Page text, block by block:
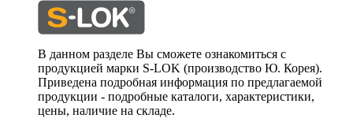
В данном разделе Вы сможете ознакомиться с
продукцией марки S-LOK (производство Ю. Корея).
Приведена подробная информация по предлагаемой
продукции - подробные каталоги, характеристики,
цены, наличие на складе.